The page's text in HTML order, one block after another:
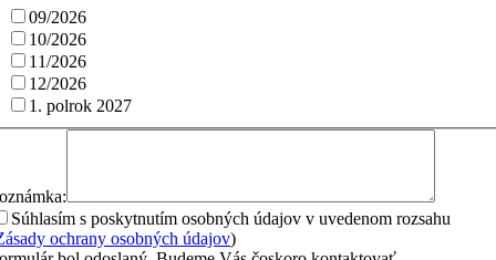
09/2026
10/2026
11/2026
12/2026
1. polrok 2027
Súhlasím s poskytnutím osobných údajov v uvedenom rozsahu
ochrany osobných údajov)